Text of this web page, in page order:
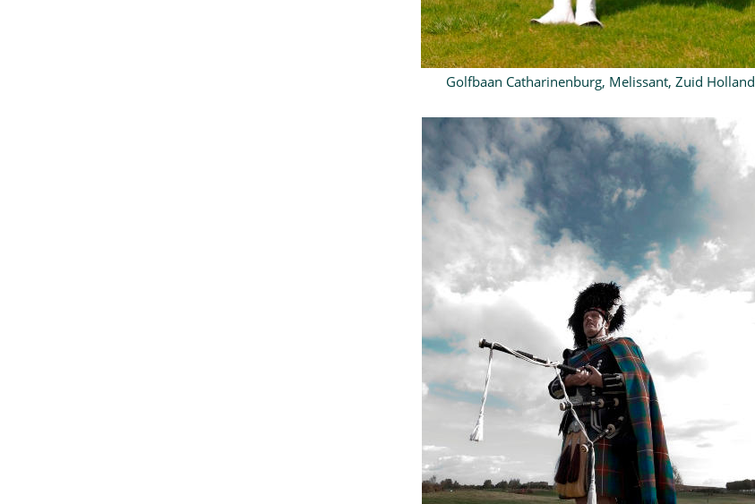
Golfbaan Catharinenburg, Melissant, Zuid Holland